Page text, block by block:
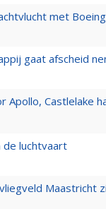
met
gaat afscheid
Castlelake
de luchtvaart
Maastricht